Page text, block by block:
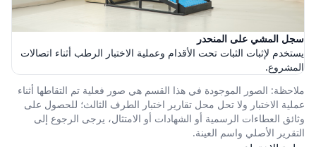
سجل المشي على المنحدر
يستخدم لإثبات الثبات تحت الأقدام وعملية الاختبار الرطب أثناء اتصالات
المشروع.
ملاحظة: الصور الموجودة في هذا القسم هي صور فعلية تم التقاطها أثناء
عملية الاختبار ولا تحل محل تقارير اختبار الطرف الثالث؛ للحصول على
وثائق العطاءات الرسمية أو الشهادات أو الامتثال، يرجى الرجوع إلى
التقرير الأصلي واسم العينة.